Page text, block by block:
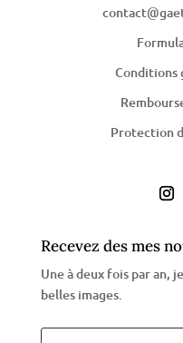
Conditions
Protection
Recevez des mes
Une à deux fois par an,
belles images.